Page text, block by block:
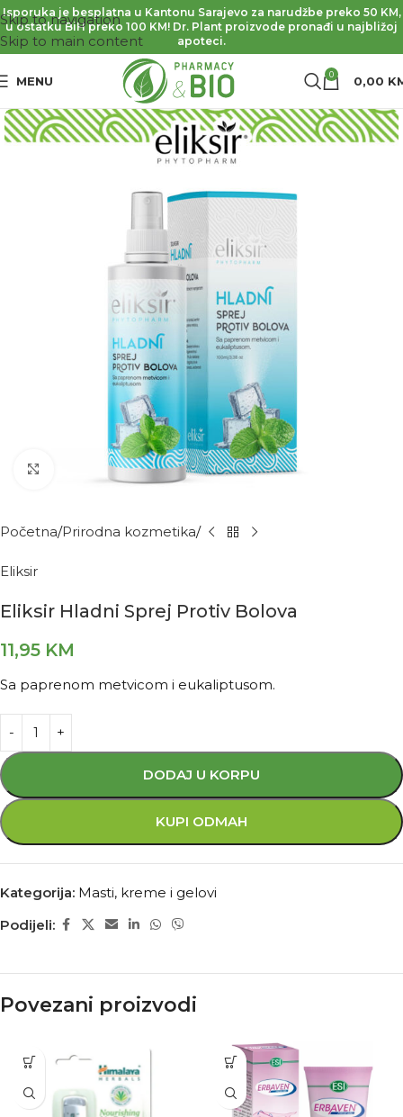
Skip to navigation
Skip to main content
Isporuka je besplatna u Kantonu Sarajevo za narudžbe preko 50 KM,
u ostatku BiH preko 100 KM! Dr. Plant proizvode pronađi u najbližoj
apoteci.
MENU 0 0,00
Kliknite za povećanje
Početna Prirodna kozmetika
Eliksir
Eliksir Hladni Sprej Protiv Bolova
11,95 KM
Sa paprenom metvicom i eukaliptusom.
DODAJ U KORPU
KUPI ODMAH
Kategorija: Masti, kreme i gelovi
Podijeli:
Povezani proizvodi